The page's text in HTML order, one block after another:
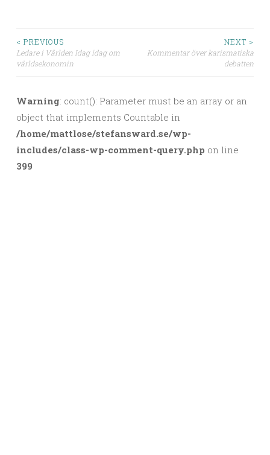
Post navigation
< PREVIOUS
Ledare i Världen Idag idag om
världsekonomin
NEXT >
Kommentar över karismatiska
debatten
Warning: count(): Parameter must be an array or an
object that implements Countable in
/home/mattlose/stefansward.se/wp-
includes/class-wp-comment-query.php on line
399